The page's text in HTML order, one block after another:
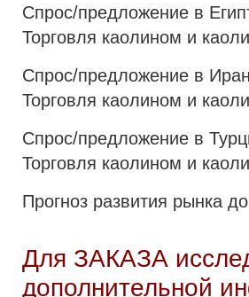
Спрос/предложение в
Торговля каолином и
Спрос/предложение в
Торговля каолином и
Спрос/предложение в
Торговля каолином и
Прогноз развития рынка
Для ЗАКАЗА
дополнительной